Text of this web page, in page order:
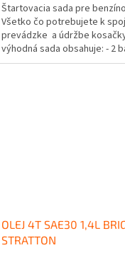
Štartovacia sada pre
Všetko čo potrebujete k
prevádzke a údržbe
výhodná sada obsahuje: - 2
motorového...
OLEJ 4T SAE30 1,4L
STRATTON